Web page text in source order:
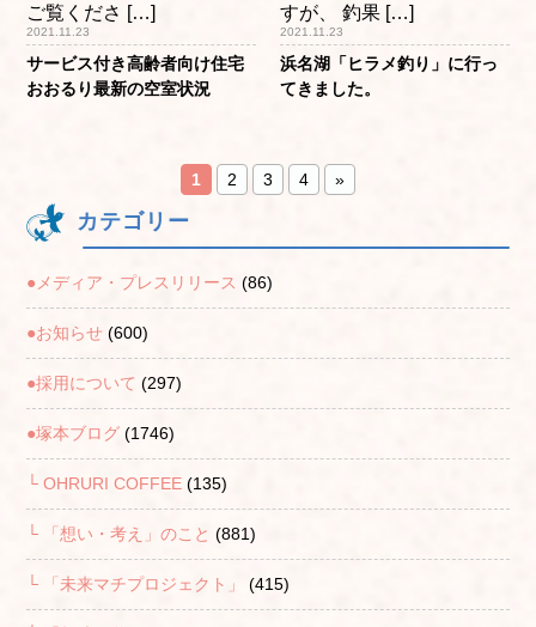
サービス付き高齢者向け住宅
おおるり最新の空室状況
2021.11.23
ご覧くださ […]
浜名湖「ヒラメ釣り」に行っ
てきました。
2021.11.23
すが、 釣果 […]
1 2 3 4 »
カテゴリー
●メディア・プレスリリース (86)
●お知らせ (600)
●採用について (297)
●塚本ブログ (1746)
└ OHRURI COFFEE (135)
└ 「想い・考え」のこと (881)
└ 「未来マチプロジェクト」 (415)